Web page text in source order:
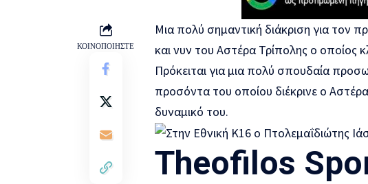
ΚΟΙΝΟΠΟΙΗΣΤΕ
Μια πολύ σημαντική διάκριση για τον
και νυν του Αστέρα Τρίπολης ο οποίος
Πρόκειται για μια πολύ σπουδαία
προσόντα του οποίου διέκρινε ο
δυναμικό του.
Theofilos